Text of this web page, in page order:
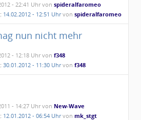
- 22:41 Uhr vonspideralfaromeo
14.02.2012 - 12:51 Uhrvonspideralfaromeo
nun nicht mehr
- 12:18 Uhr vonf348
30.01.2012 - 11:30 Uhrvonf348
- 14:27 Uhr von New-Wave
12.01.2012 - 06:54 Uhrvonmk_stgt